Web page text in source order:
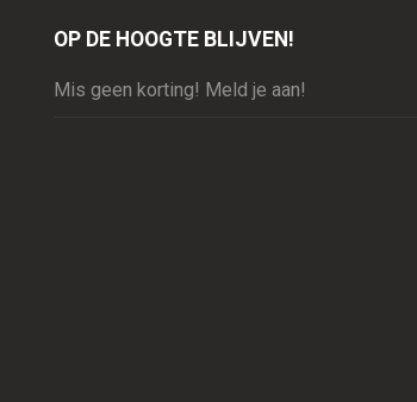
OP DE HOOGTE BLIJVEN!
Mis geen korting! Meld je aan!